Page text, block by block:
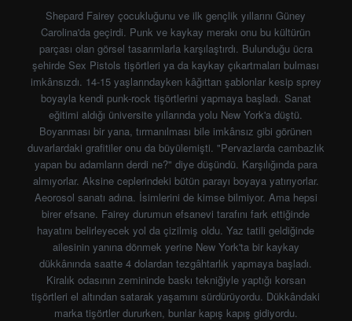
Shepard Fairey çocukluğunu ve ilk gençlik yıllarını Güney
Carolina'da geçirdi. Punk ve kaykay merakı onu bu kültürün
parçası olan görsel tasarımlarla karşılaştırdı. Bulunduğu ücra
şehirde Sex Pistols tişörtleri ya da kaykay çıkartmaları bulması
imkânsızdı. 14-15 yaşlarındayken kâğıttan şablonlar kesip sprey
boyayla kendi punk-rock tişörtlerini yapmaya başladı. Sanat
eğitimi aldığı üniversite yıllarında yolu New York'a düştü.
Boyanması bir yana, tırmanılması bile imkânsız gibi görünen
duvarlardaki grafitiler onu da büyülemişti. "Pervazlarda cambazlık
yapan bu adamların derdi ne?" diye düşündü. Karşılığında para
almıyorlar. Aksine ceplerindeki bütün parayı boyaya yatırıyorlar.
Aeorosol sanatı adına. İsimlerini de kimse bilmiyor. Ama hepsi
birer efsane. Fairey durumun efsanevi tarafını fark ettiğinde
hayatını belirleyecek yol da çizilmiş oldu. Yaz tatili geldiğinde
ailesinin yanına dönmek yerine New York'ta bir kaykay
dükkânında saatte 4 dolardan tezgâhtarlık yapmaya başladı.
Kiralık odasının zemininde baskı tekniğiyle yaptığı korsan
tişörtleri el altından satarak yaşamını sürdürüyordu. Dükkândaki
marka tişörtler dururken, bunlar kapış kapış gidiyordu.